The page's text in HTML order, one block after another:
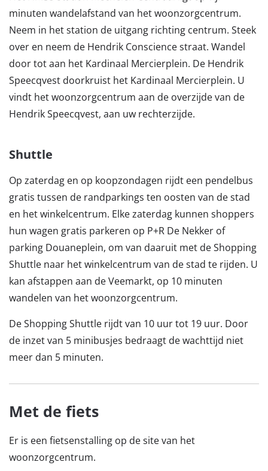
minuten wandelafstand van het woonzorgcentrum.
Neem in het station de uitgang richting centrum. Steek
over en neem de Hendrik Conscience straat. Wandel
door tot aan het Kardinaal Mercierplein. De Hendrik
Speecqvest doorkruist het Kardinaal Mercierplein. U
vindt het woonzorgcentrum aan de overzijde van de
Hendrik Speecqvest, aan uw rechterzijde.
Shuttle
Op zaterdag en op koopzondagen rijdt een pendelbus
gratis tussen de randparkings ten oosten van de stad
en het winkelcentrum. Elke zaterdag kunnen shoppers
hun wagen gratis parkeren op P+R De Nekker of
parking Douaneplein, om van daaruit met de Shopping
Shuttle naar het winkelcentrum van de stad te rijden. U
kan afstappen aan de Veemarkt, op 10 minuten
wandelen van het woonzorgcentrum.
De Shopping Shuttle rijdt van 10 uur tot 19 uur. Door
de inzet van 5 minibusjes bedraagt de wachttijd niet
meer dan 5 minuten.
Met de fiets
Er is een fietsenstalling op de site van het
woonzorgcentrum.